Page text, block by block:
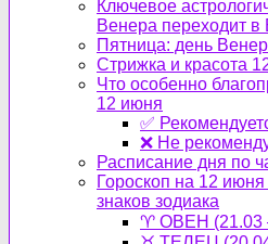
Ключевое
Венера переходит в
Пятница: день
Стрижка и красота
Что особенно
12 июня
✅
❌ Не
Расписание дня по
Гороскоп на 12
знаков зодиака
♈ ОВЕН (21.03